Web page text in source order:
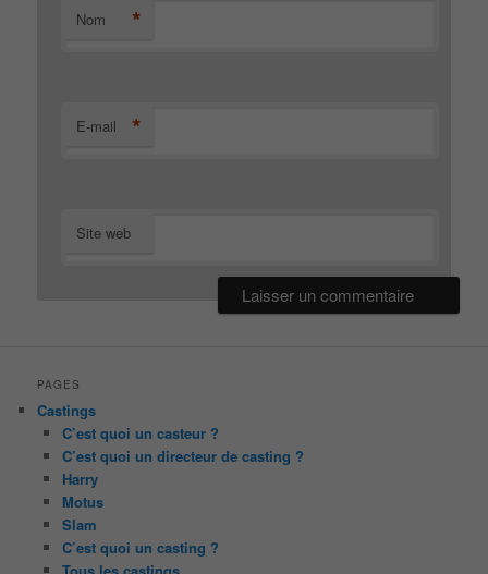
Nom *
E-mail *
Site web
PAGES
Castings
C’est quoi un casteur ?
C’est quoi un directeur de casting ?
Harry
Motus
Slam
C’est quoi un casting ?